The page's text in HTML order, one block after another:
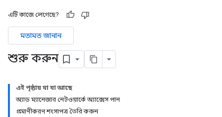
এটি কাজে লেগেছে?
মতামত জানান
শুরু করুন
এই পৃষ্ঠায় যা যা আছে
অ্যাড ম্যানেজার নেটওয়ার্কে অ্যাক্সেস পান
প্রমাণীকরণ শংসাপত্র তৈরি করুন